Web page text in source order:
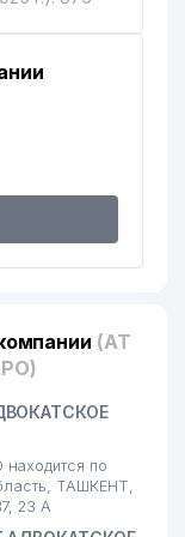
504 м
692 м
840 м
(AT
по
ТАШКЕНТ,
23 А